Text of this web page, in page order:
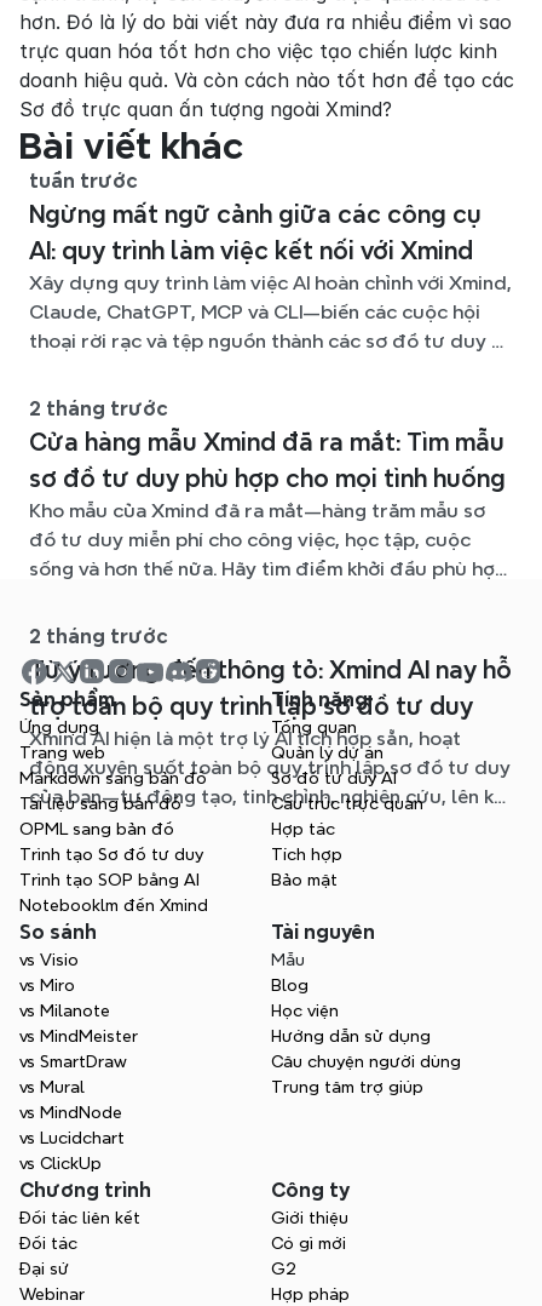
hơn. Đó là lý do bài viết này đưa ra nhiều điểm vì sao
trực quan hóa tốt hơn cho việc tạo chiến lược kinh
doanh hiệu quả. Và còn cách nào tốt hơn để tạo các
Sơ đồ trực quan ấn tượng ngoài Xmind?
Bài viết khác
tuần trước
Ngừng mất ngữ cảnh giữa các công cụ
AI: quy trình làm việc kết nối với Xmind
Xây dựng quy trình làm việc AI hoàn chỉnh với Xmind,
Claude, ChatGPT, MCP và CLI—biến các cuộc hội
thoại rời rạc và tệp nguồn thành các sơ đồ tư duy rõ
2 tháng trước
Cửa hàng mẫu Xmind đã ra mắt: Tìm mẫu
sơ đồ tư duy phù hợp cho mọi tình huống
Kho mẫu của Xmind đã ra mắt—hàng trăm mẫu sơ
đồ tư duy miễn phí cho công việc, học tập, cuộc
sống và hơn thế nữa. Hãy tìm điểm khởi đầu phù hợp
2 tháng trước
Từ ý tưởng đến thông tỏ: Xmind AI nay hỗ
trợ toàn bộ quy trình lập sơ đồ tư duy
Xmind AI hiện là một trợ lý AI tích hợp sẵn, hoạt
động xuyên suốt toàn bộ quy trình lập sơ đồ tư duy
của bạn—tự động tạo, tinh chỉnh, nghiên cứu, lên kế
hoạch và xuất bản, tất cả mà không cần rời khỏi sơ
đồ của bạn.
Sản phẩm
Ứng dụng
Trang web
Markdown sang bản đồ
Tài liệu sang bản đồ
OPML sang bản đồ
Trình tạo Sơ đồ tư duy
Trình tạo SOP bằng AI
Notebooklm đến Xmind
Tính năng
Tổng quan
Quản lý dự án
Sơ đồ tư duy AI
Cấu trúc trực quan
Hợp tác
Tích hợp
Bảo mật
So sánh
vs Visio
vs Miro
vs Milanote
vs MindMeister
vs SmartDraw
vs Mural
vs MindNode
vs Lucidchart
vs ClickUp
Tài nguyên
Mẫu
Blog
Học viện
Hướng dẫn sử dụng
Câu chuyện người dùng
Trung tâm trợ giúp
Chương trình
Đối tác liên kết
Đối tác
Đại sứ
Webinar
Công ty
Giới thiệu
Có gì mới
G2
Hợp pháp